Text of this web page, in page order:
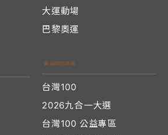
大運動場
巴黎奧運
台灣100
2026九合一大選
台灣100 公益專區